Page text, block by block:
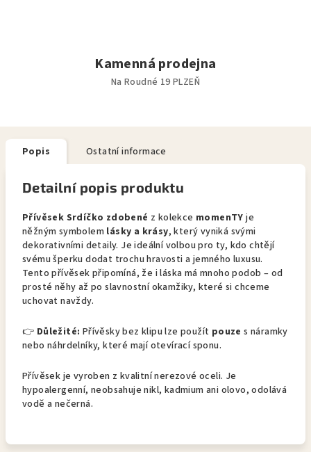
Kamenná prodejna
Na Roudné 19 PLZEŇ
Popis Ostatní informace
Detailní popis produktu
Přívěsek Srdíčko zdobené z kolekce momenTY je
něžným symbolem lásky a krásy, který vyniká svými
dekorativními detaily. Je ideální volbou pro ty, kdo chtějí
svému šperku dodat trochu hravosti a jemného luxusu.
Tento přívěsek připomíná, že i láska má mnoho podob – od
prosté něhy až po slavnostní okamžiky, které si chceme
uchovat navždy.
👉 Důležité: Přívěsky bez klipu lze použít pouze s náramky
nebo náhrdelníky, které mají otevírací sponu.
Přívěsek je vyroben z kvalitní nerezové oceli. Je
hypoalergenní, neobsahuje nikl, kadmium ani olovo, odolává
vodě a nečerná.